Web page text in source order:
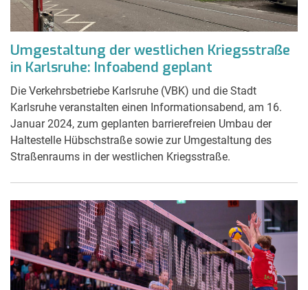
Umgestaltung der westlichen Kriegsstraße
in Karlsruhe: Infoabend geplant
Die Verkehrsbetriebe Karlsruhe (VBK) und die Stadt
Karlsruhe veranstalten einen Informationsabend, am 16.
Januar 2024, zum geplanten barrierefreien Umbau der
Haltestelle Hübschstraße sowie zur Umgestaltung des
Straßenraums in der westlichen Kriegsstraße.